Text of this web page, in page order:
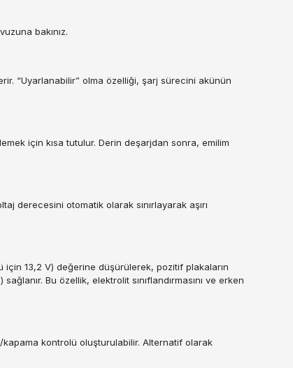
bakınız.
“Uyarlanabilir” olma özelliği, şarj sürecini akünün
için kısa tutulur. Derin deşarjdan sonra, emilim
derecesini otomatik olarak sınırlayarak aşırı
13,2 V) değerine düşürülerek, pozitif plakaların
Bu özellik, elektrolit sınıflandırmasını ve erken
kapama kontrolü oluşturulabilir. Alternatif olarak